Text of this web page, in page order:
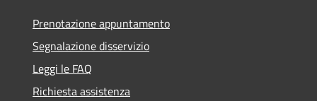
Prenotazione appuntamento
Segnalazione disservizio
Leggi le FAQ
Richiesta assistenza